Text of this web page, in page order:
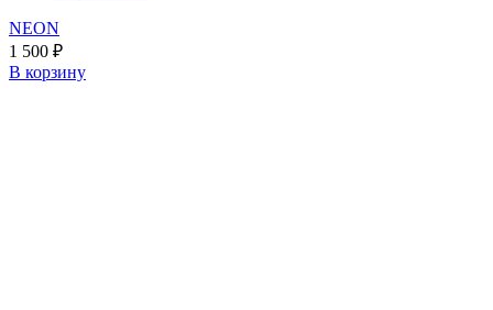
NEON
1 500 ₽
В корзину